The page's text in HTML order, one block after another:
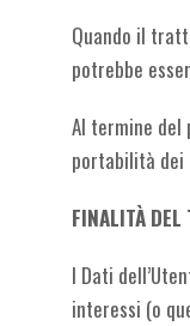
Quando il
potrebbe
Al termine
portabilità dei
FINALITÀ DEL
I Dati
interessi (o